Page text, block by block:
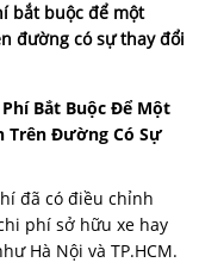
bắt buộc để một
đường có sự thay đổi
Bắt Buộc Để Một
Trên Đường Có Sự
đã có điều chỉnh
phí sở hữu xe hay
Hà Nội và TP.HCM.